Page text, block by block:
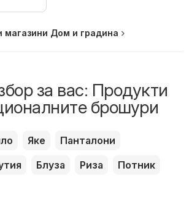
магазини Дом и градина
за вас: Продукти
брошури
Яке
Панталони
Блуза Риза
Потник